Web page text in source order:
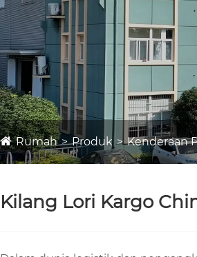
Rumah Produk Kenderaan
Kilang Lori Kargo